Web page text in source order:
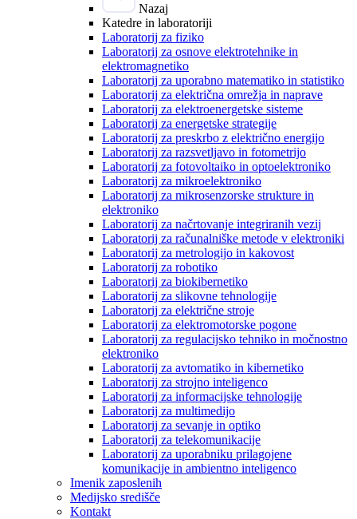
Nazaj
Katedre in laboratoriji
Laboratorij za fiziko
Laboratorij za osnove elektrotehnike in
elektromagnetiko
Laboratorij za uporabno matematiko in statistiko
Laboratorij za električna omrežja in naprave
Laboratorij za elektroenergetske sisteme
Laboratorij za energetske strategije
Laboratorij za preskrbo z električno energijo
Laboratorij za razsvetljavo in fotometrijo
Laboratorij za fotovoltaiko in optoelektroniko
Laboratorij za mikroelektroniko
Laboratorij za mikrosenzorske strukture in
elektroniko
Laboratorij za načrtovanje integriranih vezij
Laboratorij za računalniške metode v elektroniki
Laboratorij za metrologijo in kakovost
Laboratorij za robotiko
Laboratorij za biokibernetiko
Laboratorij za slikovne tehnologije
Laboratorij za električne stroje
Laboratorij za elektromotorske pogone
Laboratorij za regulacijsko tehniko in močnostno
elektroniko
Laboratorij za avtomatiko in kibernetiko
Laboratorij za strojno inteligenco
Laboratorij za informacijske tehnologije
Laboratorij za multimedijo
Laboratorij za sevanje in optiko
Laboratorij za telekomunikacije
Laboratorij za uporabniku prilagojene
komunikacije in ambientno inteligenco
Imenik zaposlenih
Medijsko središče
Kontakt